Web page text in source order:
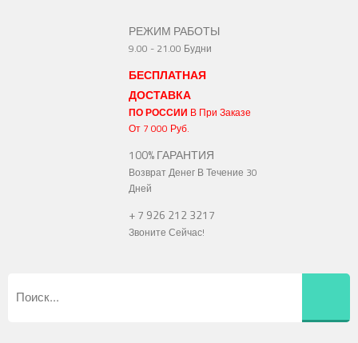
РЕЖИМ РАБОТЫ
9.00 - 21.00 Будни
БЕСПЛАТНАЯ
ДОСТАВКА
ПО РОССИИ В При Заказе
От 7 000 Руб.
100% ГАРАНТИЯ
Возврат Денег В Течение 30
Дней
+ 7 926 212 3217
Звоните Сейчас!